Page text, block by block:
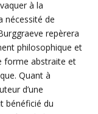
à la
nécessité de
repèrera
philosophique et
forme abstraite et
Quant à
d’une
bénéficié du